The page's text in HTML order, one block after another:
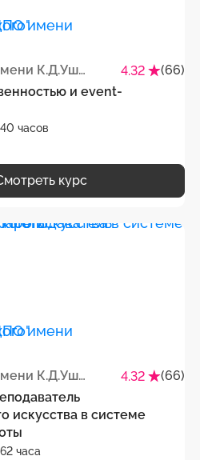
АНО "НИУДПО имени К.Д.Ушинского" 4.32
(66)
и event-
часов
курс
АНО "НИУДПО имени К.Д.Ушинского" 4.32
(66)
искусства в системе
часа